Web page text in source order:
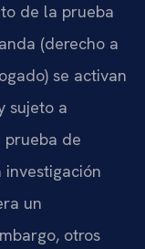
de la prueba
(derecho a
se activan
sujeto a
prueba de
un
otros